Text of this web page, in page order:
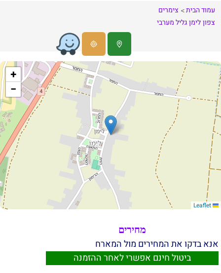
עמוד הבית
צימרים
צפוןלימןגליל מערבי
+
−
מחירים
אנא בדקו את המחירים מול המארח
ביטול חינם אפשרי לאחר ההזמנה